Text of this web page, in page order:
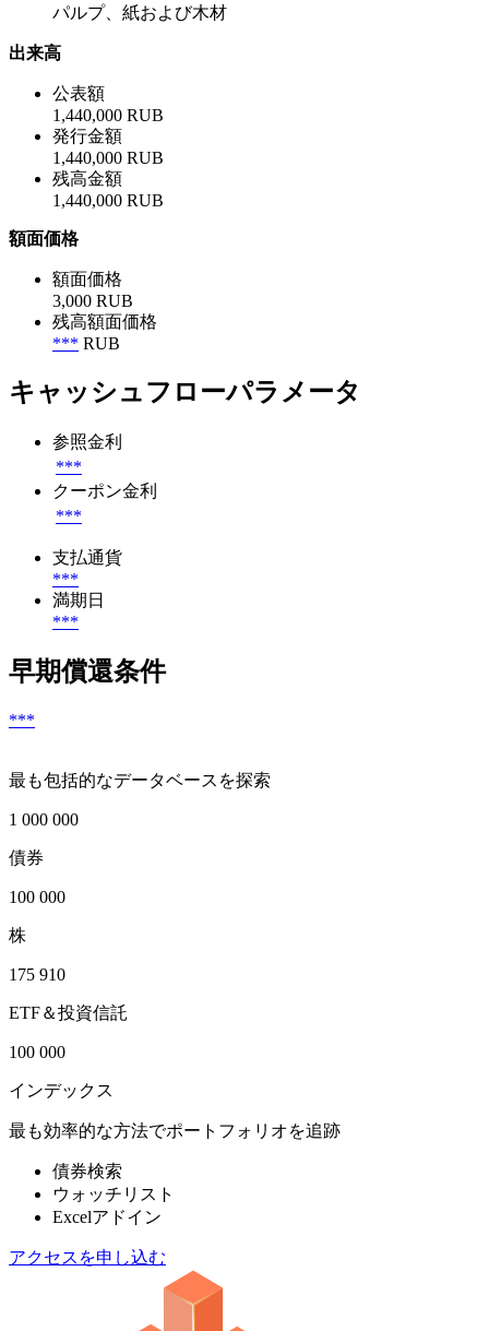
パルプ、紙および木材
出来高
公表額
1,440,000 RUB
発行金額
1,440,000 RUB
残高金額
1,440,000 RUB
額面価格
額面価格
3,000 RUB
残高額面価格
*** RUB
キャッシュフローパラメータ
参照金利
***
クーポン金利
***
支払通貨
***
満期日
***
早期償還条件
***
最も包括的なデータベースを探索
1 000 000
債券
100 000
株
175 910
ETF＆投資信託
100 000
インデックス
最も効率的な方法でポートフォリオを追跡
債券検索
ウォッチリスト
Excelアドイン
アクセスを申し込む